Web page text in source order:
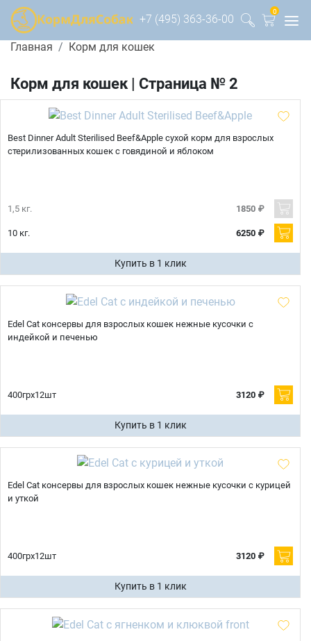
+7 (495) 363-36-00
0
Главная Корм для кошек
Корм для кошек | Страница № 2
Best Dinner Adult Sterilised Beef&Apple сухой корм для взрослых
стерилизованных кошек с говядиной и яблоком
1,5 кг. 1850 ₽
10 кг. 6250 ₽
Купить в 1 клик
Edel Cat консервы для взрослых кошек нежные кусочки с
индейкой и печенью
400грх12шт 3120 ₽
Купить в 1 клик
Edel Cat консервы для взрослых кошек нежные кусочки с курицей
и уткой
400грх12шт 3120 ₽
Купить в 1 клик